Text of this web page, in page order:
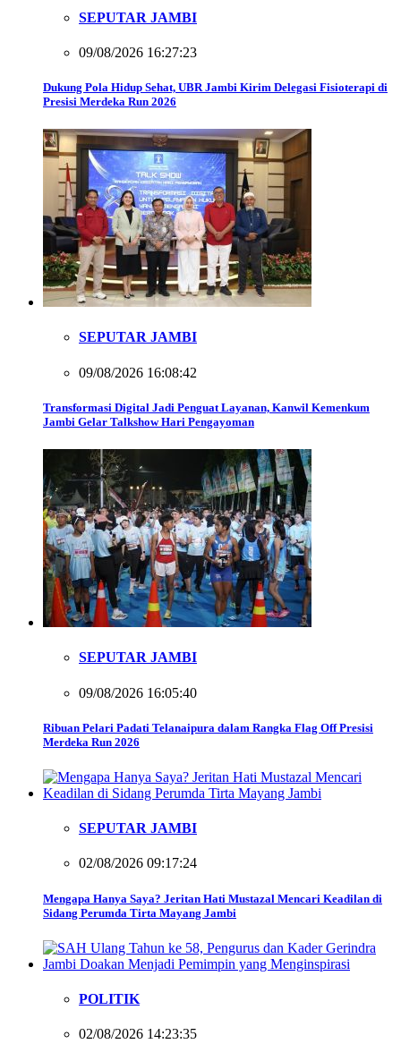
SEPUTAR JAMBI
09/08/2026 16:27:23
Dukung Pola Hidup Sehat, UBR Jambi Kirim Delegasi Fisioterapi di
Presisi Merdeka Run 2026
SEPUTAR JAMBI
09/08/2026 16:08:42
Transformasi Digital Jadi Penguat Layanan, Kanwil Kemenkum
Jambi Gelar Talkshow Hari Pengayoman
SEPUTAR JAMBI
09/08/2026 16:05:40
Ribuan Pelari Padati Telanaipura dalam Rangka Flag Off Presisi
Merdeka Run 2026
SEPUTAR JAMBI
02/08/2026 09:17:24
Mengapa Hanya Saya? Jeritan Hati Mustazal Mencari Keadilan di
Sidang Perumda Tirta Mayang Jambi
POLITIK
02/08/2026 14:23:35